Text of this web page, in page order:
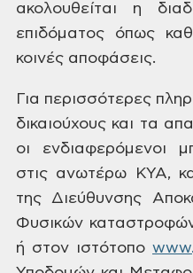
ακολουθείται η
επιδόματος όπως
κοινές αποφάσεις.
Για περισσότερες
δικαιούχους και τα
οι ενδιαφερόμενοι
στις ανωτέρω ΚΥΑ,
της Διεύθυνσης
Φυσικών
ή στον ιστότοπο